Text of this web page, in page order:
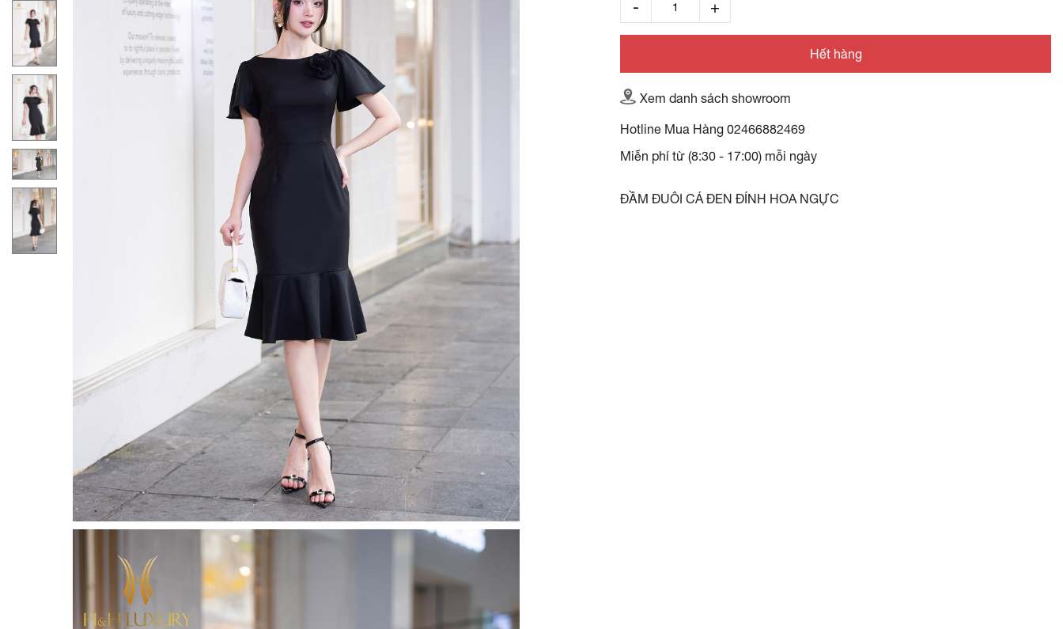
Hết hàng
Xem danh sách showroom
Hotline Mua Hàng 02466882469
Miễn phí từ (8:30 - 17:00) mỗi ngày
ĐẦM ĐUÔI CÁ ĐEN ĐÍNH HOA NGỰC